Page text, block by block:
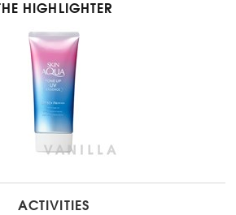
THE HIGHLIGHTER
ACTIVITIES